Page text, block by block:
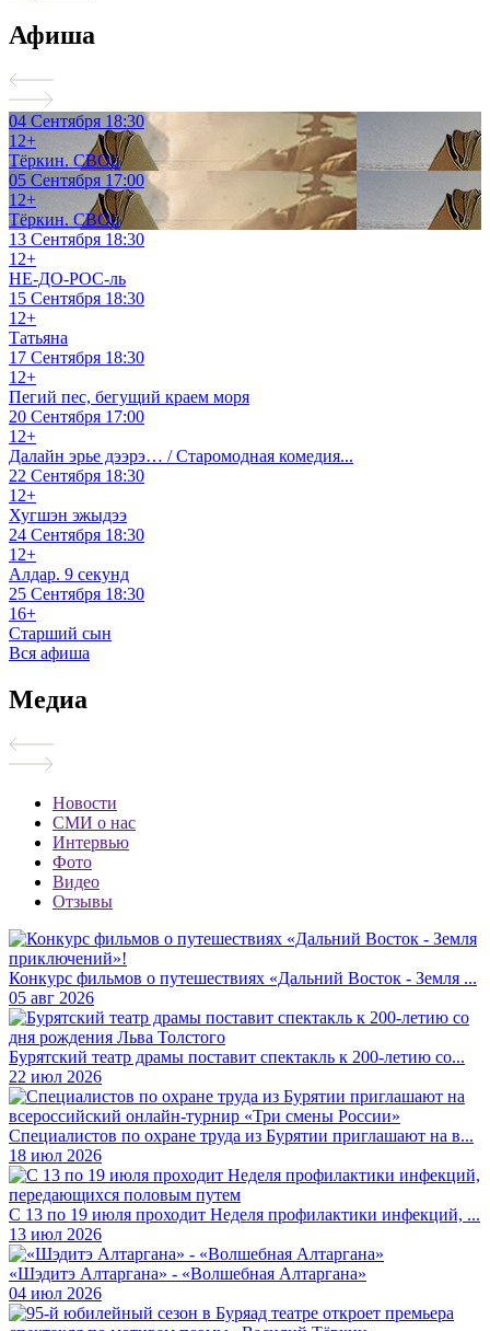
Афиша
04 Сентября 18:30
12+
Тёркин. СВОй
05 Сентября 17:00
12+
Тёркин. СВОй
13 Сентября 18:30
12+
НЕ-ДО-РОС-ль
15 Сентября 18:30
12+
Татьяна
17 Сентября 18:30
12+
Пегий пес, бегущий краем моря
20 Сентября 17:00
12+
Далайн эрье дээрэ… / Старомодная комедия...
22 Сентября 18:30
12+
Хугшэн эжыдээ
24 Сентября 18:30
12+
Алдар. 9 секунд
25 Сентября 18:30
16+
Старший сын
Вся афиша
Медиа
Новости
СМИ о нас
Интервью
Фото
Видео
Отзывы
Конкурс фильмов о путешествиях «Дальний Восток - Земля ...
05 авг 2026
Бурятский театр драмы поставит спектакль к 200-летию со...
22 июл 2026
Специалистов по охране труда из Бурятии приглашают на в...
18 июл 2026
С 13 по 19 июля проходит Неделя профилактики инфекций, ...
13 июл 2026
«Шэдитэ Алтаргана» - «Волшебная Алтаргана»
04 июл 2026